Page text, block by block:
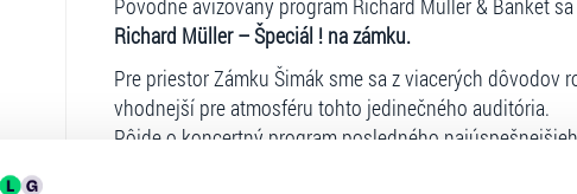
Pôvodne avizovaný program Richard Müller & Banket
Richard Müller – Špeciál ! na zámku.
Pre priestor Zámku Šimák sme sa z viacerých
vhodnejší pre atmosféru tohto jedinečného auditória.
Pôjde o koncertný program posledného